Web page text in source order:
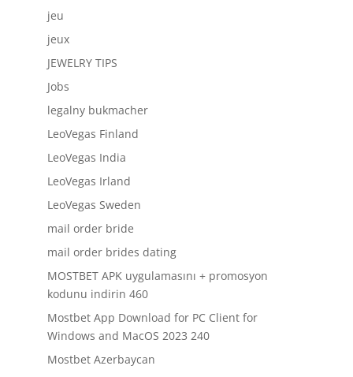
jeu
jeux
JEWELRY TIPS
Jobs
legalny bukmacher
LeoVegas Finland
LeoVegas India
LeoVegas Irland
LeoVegas Sweden
mail order bride
mail order brides dating
MOSTBET APK uygulamasını + promosyon
kodunu indirin 460
Mostbet App Download for PC Client for
Windows and MacOS 2023 240
Mostbet Azerbaycan